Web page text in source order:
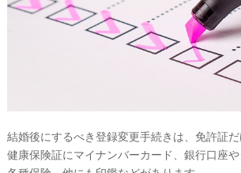
結婚後にするべき登録変更手続きは、免許証だ
健康保険証にマイナンバーカード、銀行口座や